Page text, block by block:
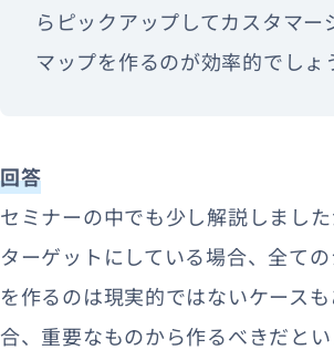
らピックアップしてカスタマー
マップを作るのが効率的でしょ
回答
セミナーの中でも少し解説しまし
ターゲットにしている場合、全て
を作るのは現実的ではないケース
合、重要なものから作るべきだとい